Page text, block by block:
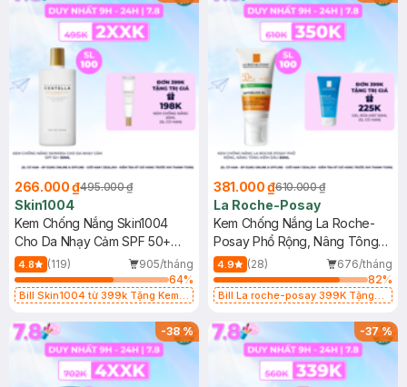
266.000 ₫495.000 ₫
Skin1004
Kem Chống Nắng Skin1004
Cho Da Nhạy Cảm SPF 50+
50ml
4.8 (119)
905/tháng
64%
Bill Skin1004 từ 399k Tặng Kem
SPF 50+ 20ml (SL Có Hạn)
381.000 ₫610.000 ₫
La Roche-Posay
Kem Chống Nắng La Roche-
Posay Phổ Rộng, Nâng Tông
Kiềm Dầu 50ml
4.9 (28)
676/tháng
82%
Bill La roche-posay 399K Tặng
(SL có hạn)
-38% -37%